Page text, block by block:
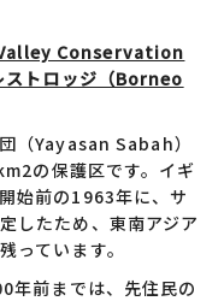
Valley Conservation
ストロッジ（Borneo
（Yayasan Sabah）
の保護区です。イギ
始前の1963年に、サ
したため、東南アジア
っています。
年前までは、先住民の